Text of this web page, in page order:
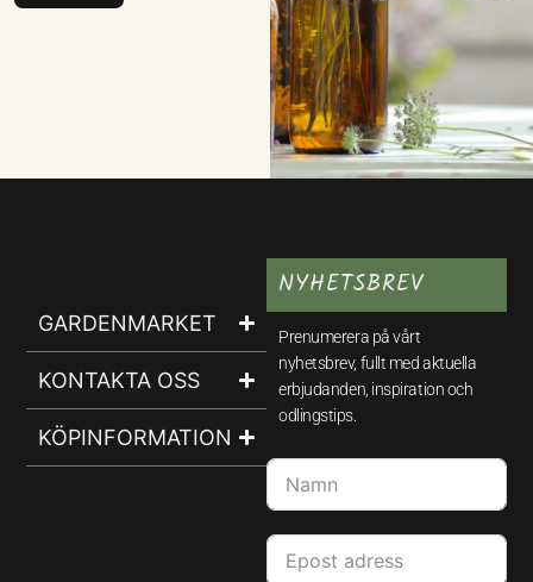
GARDENMARKET
KONTAKTA OSS
KÖPINFORMATION
NYHETSBREV
Prenumerera på vårt
nyhetsbrev, fullt med aktuella
erbjudanden, inspiration och
odlingstips.